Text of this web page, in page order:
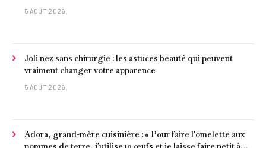
5 AOÛT 2026
Joli nez sans chirurgie : les astuces beauté qui peuvent
vraiment changer votre apparence
5 AOÛT 2026
Adora, grand-mère cuisinière : « Pour faire l'omelette aux